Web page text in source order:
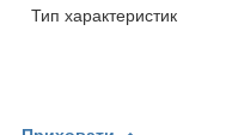
Тип характеристик